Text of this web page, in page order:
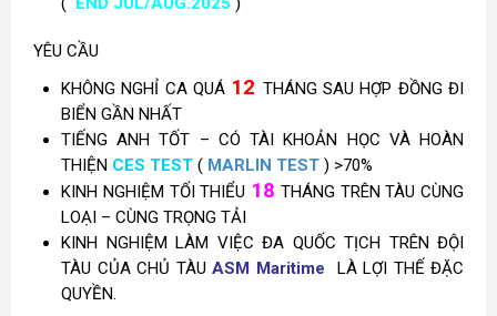
YÊU CẦU
KHÔNG NGHỈ CA QUÁ 12 THÁNG SAU HỢP ĐỒNG ĐI
BIỂN GẦN NHẤT
TIẾNG ANH TỐT – CÓ TÀI KHOẢN HỌC VÀ HOÀN
THIỆN CES TEST ( MARLIN TEST ) >70%
KINH NGHIỆM TỐI THIỂU 18 THÁNG TRÊN TÀU CÙNG
LOẠI – CÙNG TRỌNG TẢI
KINH NGHIỆM LÀM VIỆC ĐA QUỐC TỊCH TRÊN ĐỘI
TÀU CỦA CHỦ TÀU ASM Maritime LÀ LỢI THẾ ĐẶC
QUYỀN.